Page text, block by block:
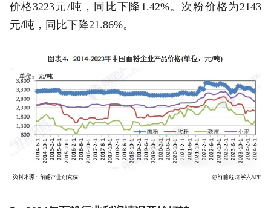
价格3223元/吨，同比下降1.42%。次粉价格为2143
元/吨，同比下降21.86%。